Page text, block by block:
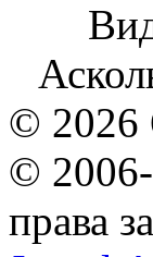
© 2026
© 2006-
права